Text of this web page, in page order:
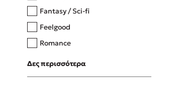
Fantasy / Sci-fi
Feelgood
Romance
Upmarket
Young Adult
Δες περισσότερα